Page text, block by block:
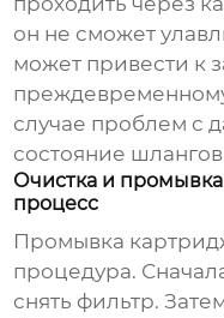
он не сможет
может привести к
случае проблем с
состояние
Очистка и
процесс
Промывка
процедура.
снять фильтр.